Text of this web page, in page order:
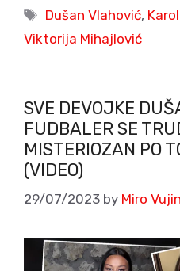
Tags
Dušan Vlahović,
Viktorija Mihajlović
SVE DEVOJKE
FUDBALER SE
MISTERIOZAN PO
(VIDEO)
29/07/2023 by Miro